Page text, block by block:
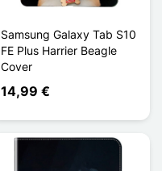
Samsung Galaxy Tab S10
FE Plus Harrier Beagle
Cover
14,99 €